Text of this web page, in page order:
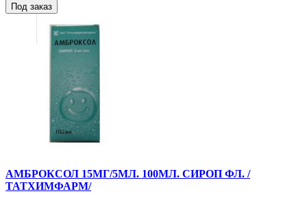
Под заказ
АМБРОКСОЛ 15МГ/5МЛ. 100МЛ. СИРОП ФЛ. /
ТАТХИМФАРМ/